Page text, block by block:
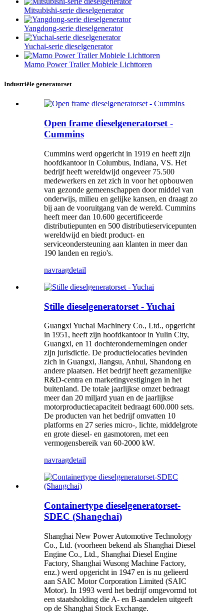
Mitsubishi-serie dieselgenerator
Yangdong-serie dieselgenerator
Yuchai-serie dieselgenerator
Mamo Power Trailer Mobiele Lichttoren
Industriële generatorset
Open frame dieselgeneratorset -
Cummins
Cummins werd opgericht in 1919 en heeft zijn
hoofdkantoor in Columbus, Indiana, VS. Het
bedrijf heeft wereldwijd ongeveer 75.500
medewerkers en zet zich in voor het opbouwen
van gezonde gemeenschappen door middel van
onderwijs, milieu en gelijke kansen, en draagt zo
bij aan de vooruitgang van de wereld. Cummins
heeft meer dan 10.600 gecertificeerde
distributiepunten en 500 distributieservicepunten
wereldwijd en biedt product- en
serviceondersteuning aan klanten in meer dan
190 landen en regio's.
navraagdetail
Stille dieselgeneratorset - Yuchai
Guangxi Yuchai Machinery Co., Ltd., opgericht
in 1951, heeft zijn hoofdkantoor in Yulin City,
Guangxi, en 11 dochterondernemingen onder
zijn jurisdictie. De productielocaties bevinden
zich in Guangxi, Jiangsu, Anhui, Shandong en
andere plaatsen. Het bedrijf heeft gezamenlijke
R&D-centra en marketingvestigingen in het
buitenland. De totale jaarlijkse omzet bedraagt
meer dan 20 miljard yuan en de jaarlijkse
motorproductiecapaciteit bedraagt 600.000 sets.
De producten van het bedrijf omvatten 10
platforms en 27 series micro-, lichte, middelgrote
en grote diesel- en gasmotoren, met een
vermogensbereik van 60-2000 kW.
navraagdetail
Containertype dieselgeneratorset-
SDEC (Shangchai)
Shanghai New Power Automotive Technology
Co., Ltd. (voorheen bekend als Shanghai Diesel
Engine Co., Ltd., Shanghai Diesel Engine
Factory, Shanghai Wusong Machine Factory,
enz.) werd opgericht in 1947 en is nu gelieerd
aan SAIC Motor Corporation Limited (SAIC
Motor). In 1993 werd het bedrijf omgevormd tot
een staatsholding die A- en B-aandelen uitgeeft
op de Shanghai Stock Exchange.